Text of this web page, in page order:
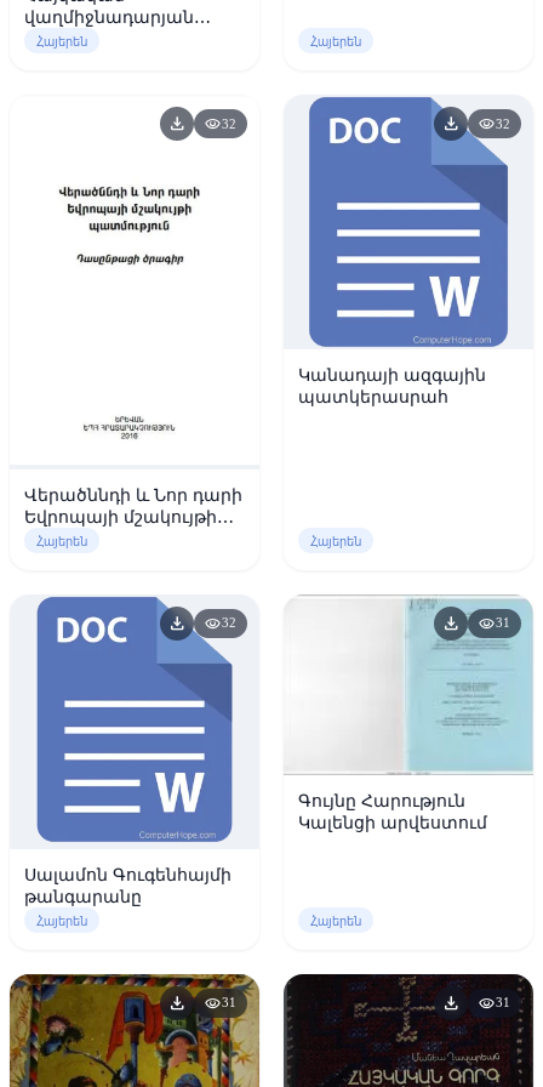
վաղմիջնադարյան
քանդակը (4-7-րդ
Հայերեն Հայերեն
download visibility32
Վերածննդի և Նոր դարի
Եվրոպայի մշակույթի
պատմություն
Հայերեն
download visibility32
Կանադայի ազգային
պատկերասրահ
Հայերեն
download visibility32
Սալամոն Գուգենհայմի
թանգարանը
Հայերեն
download visibility31
Գույնը Հարություն
Կալենցի արվեստում
Հայերեն
download visibility31 download visibility31